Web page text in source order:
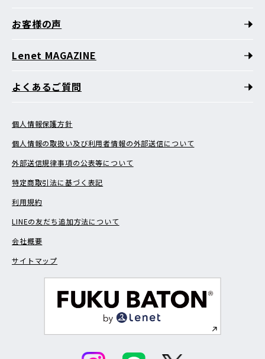
お客様の声
Lenet MAGAZINE
よくあるご質問
個人情報保護方針
個人情報の取扱い及び利用者情報の外部送信について
外部送信規律事項の公表等について
特定商取引法に基づく表記
利用規約
LINEの友だち追加方法について
会社概要
サイトマップ